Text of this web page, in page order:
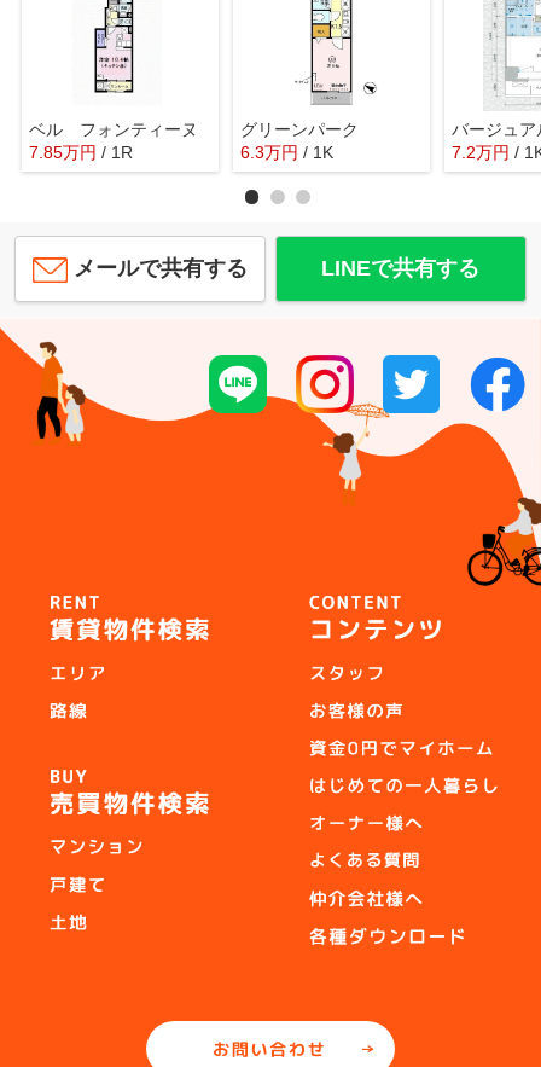
ベル フォンティーヌ
7.85万円 / 1R
グリーンパーク
6.3万円 / 1K 7.2万円 /
メールで共有する LINEで共有する